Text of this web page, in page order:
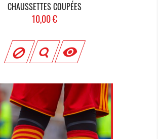
CHAUSSETTES COUPÉES
Prix
10,00 €
